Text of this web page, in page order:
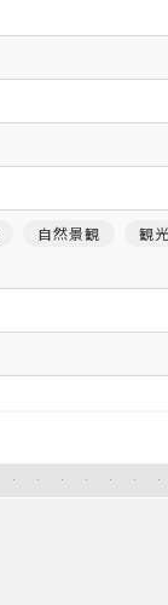
自然景観
観